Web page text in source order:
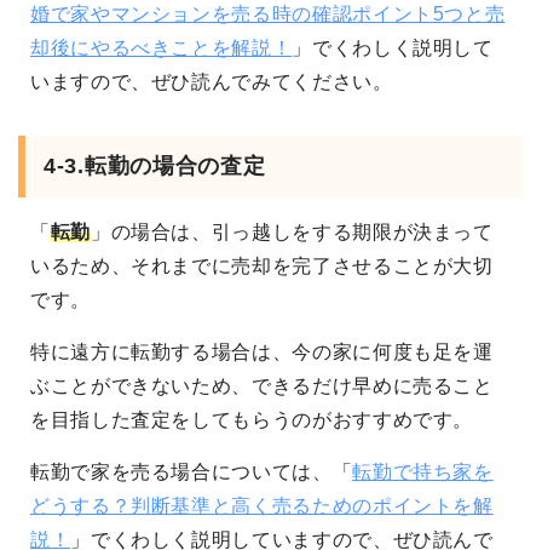
婚で家やマンションを売る時の確認ポイント5つと売
却後にやるべきことを解説！
」でくわしく説明して
いますので、ぜひ読んでみてください。
4-3.転勤の場合の査定
「 転勤」の場合は、引っ越しをする期限が決まって
いるため、それまでに売却を完了させることが大切
です。
特に遠方に転勤する場合は、今の家に何度も足を運
ぶことができないため、できるだけ早めに売ること
を目指した査定をしてもらうのがおすすめです。
転勤で家を売る場合については、「転勤で持ち家を
どうする？判断基準と高く売るためのポイントを解
説！
」でくわしく説明していますので、ぜひ読んで